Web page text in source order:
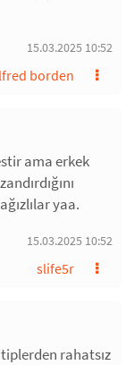
15.03.2025 10:52
borden
ama erkek
yaa.
15.03.2025 10:52
slife5r
rahatsız